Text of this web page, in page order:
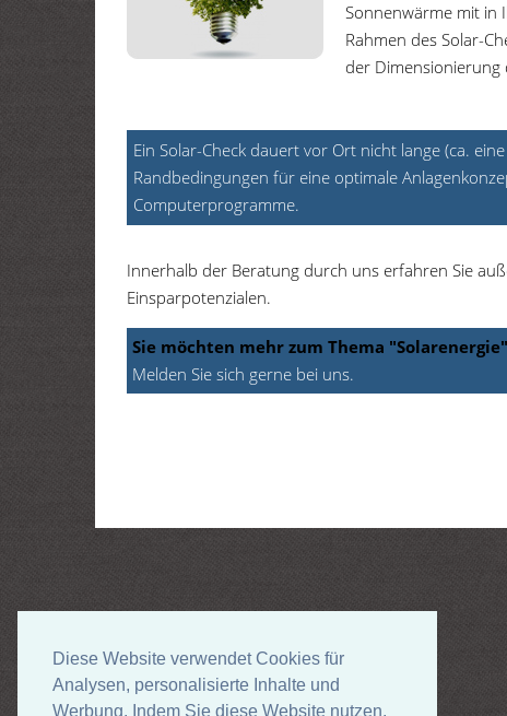
Diese Website verwendet Cookies für
Analysen, personalisierte Inhalte und
Werbung. Indem Sie diese Website nutzen,
Diese Website verwendet Cookies für
Analysen, personalisierte Inhalte und
Werbung. Indem Sie diese Website nutzen,
Sonnenwärme mit in
Rahmen des Solar-
der Dimensionierung
Ein Solar-Check dauert vor Ort nicht lange (ca.
Randbedingungen für eine optimale
Computerprogramme.
Innerhalb der Beratung durch uns erfahren Sie
Einsparpotenzialen.
Sie möchten mehr zum Thema
Melden Sie sich gerne bei uns.
Bundesverband der Schornsteinfeger
Dena (Deutsche Energie Agentur)